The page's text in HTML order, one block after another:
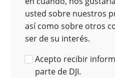
usted sobre nuestros
así como sobre otros
ser de su interés.
Acepto recibir
parte de DJI.